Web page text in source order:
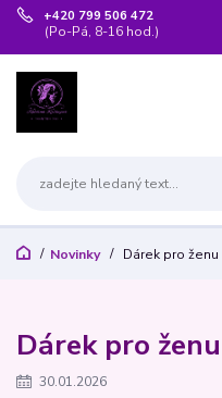
+420 799 506 472
(Po-Pá, 8-16 hod.)
Novinky Dárek pro ženu
Dárek pro
30.01.2026